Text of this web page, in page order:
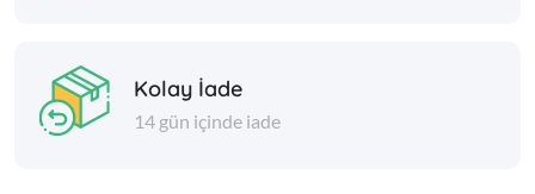
Kolay İade
14 gün içinde iade